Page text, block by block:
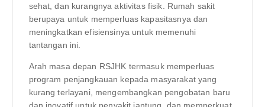
sehat, dan kurangnya aktivitas fisik. Rumah sakit
berupaya untuk memperluas kapasitasnya dan
meningkatkan efisiensinya untuk memenuhi
tantangan ini.
Arah masa depan RSJHK termasuk memperluas
program penjangkauan kepada masyarakat yang
kurang terlayani, mengembangkan pengobatan baru
dan inovatif untuk penyakit jantung, dan memperkuat